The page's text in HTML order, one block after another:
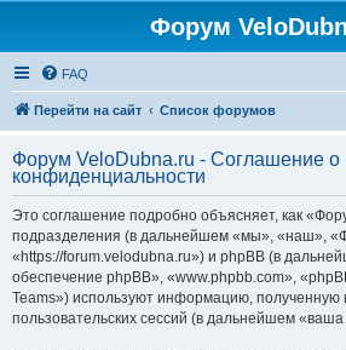
Форум
FAQ
Перейти на сайт Список форумов
Форум VeloDubna.ru - Соглашение о
конфиденциальности
Это соглашение подробно объясняет, как
подразделения (в дальнейшем «мы», «наш»,
«https://forum.velodubna.ru») и phpBB (в
обеспечение phpBB», «www.phpbb.com»,
Teams») используют информацию,
пользовательских сессий (в дальнейшем